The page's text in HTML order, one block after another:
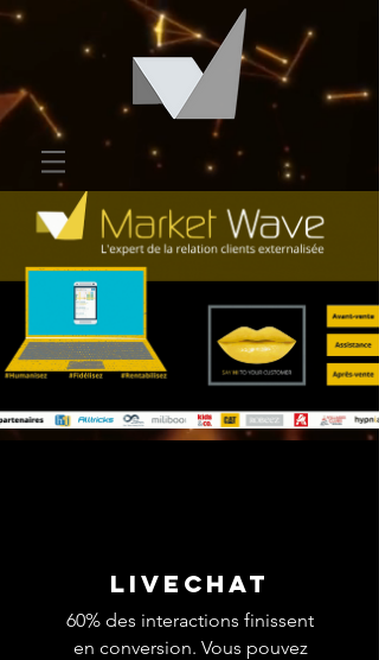
LIVECHAT
60% des interactions finissent
en conversion. Vous pouvez